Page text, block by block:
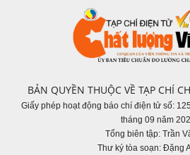
BẢN QUYỀN THUỘC VỀ TẠP CHÍ
Giấy phép hoạt động báo chí điện tử số:
tháng 09 năm
Tổng biên tập: Trần
Thư ký tòa soạn: Đặng